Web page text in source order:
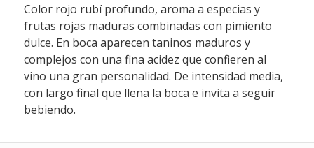
Color rojo rubí profundo, aroma a especias y
frutas rojas maduras combinadas con pimiento
dulce. En boca aparecen taninos maduros y
complejos con una fina acidez que confieren al
vino una gran personalidad. De intensidad media,
con largo final que llena la boca e invita a seguir
bebiendo.